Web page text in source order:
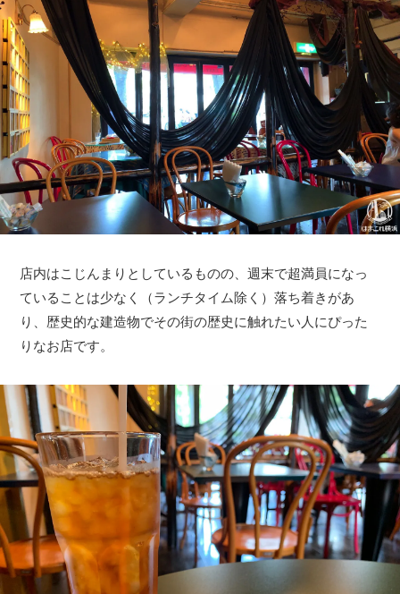
店内はこじんまりとしているものの、週末で超満員になっ
ていることは少なく（ランチタイム除く）落ち着きがあ
り、歴史的な建造物でその街の歴史に触れたい人にぴった
りなお店です。